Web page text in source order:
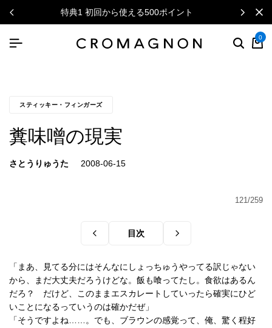
特典1 初回から使える500ポイント
0
スティッキー・フィンガーズ
糞味噌の現実
さとうりゅうた
121/259
目次
「まあ、見てる分にはそんなにしょっちゅうやってる訳じゃない
から、まだ大丈夫だろうけどな。飯も喰ってたし。食欲はあるん
だろ？ だけど、このままエスカレートしていったら確実にひど
いことになるっていうのは確かだぜ」
「そうですよね……。でも、ブラウンの感覚って、俺、驚く程好